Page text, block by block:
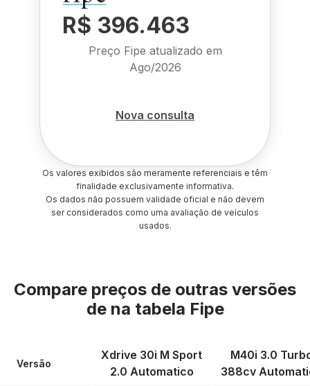
R$ 396.463
Preço Fipe atualizado em
Ago/2026
Nova consulta
Os valores exibidos são meramente referenciais e têm
finalidade exclusivamente informativa.
Os dados não possuem validade oficial e não devem
ser considerados como uma avaliação de veículos
usados.
Compare preços de outras versões
de na tabela Fipe
Versão
Xdrive 30i M Sport
2.0 Automatico
M40i 3.0
388cv